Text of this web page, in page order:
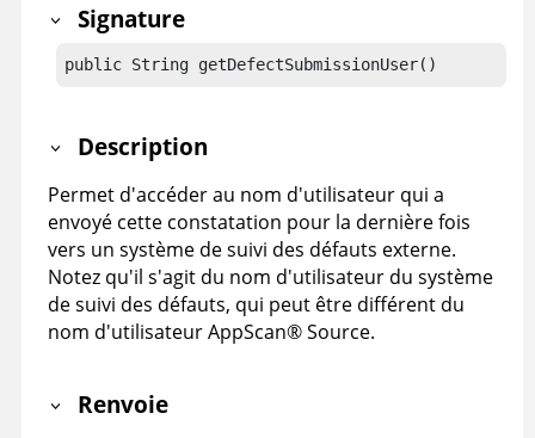
Signature
public String getDefectSubmissionUser()
Description
Permet d'accéder au nom d'utilisateur qui a
envoyé cette constatation pour la dernière fois
vers un système de suivi des défauts externe.
Notez qu'il s'agit du nom d'utilisateur du système
de suivi des défauts, qui peut être différent du
nom d'utilisateurAppScan®Source.
Renvoie